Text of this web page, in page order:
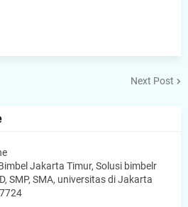
Next Post
Jakarta Timur, Solusi bimbelr
SMP, SMA, universitas di Jakarta